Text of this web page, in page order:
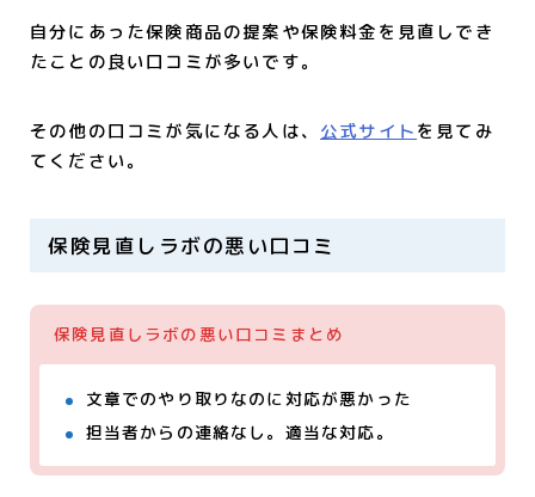
自分にあった保険商品の提案や保険料金を見直しでき
たことの良い口コミが多いです。
その他の口コミが気になる人は、 公式サイトを見てみ
てください。
保険見直しラボの悪い口コミ
保険見直しラボの悪い口コミまとめ
文章でのやり取りなのに対応が悪かった
担当者からの連絡なし。適当な対応。